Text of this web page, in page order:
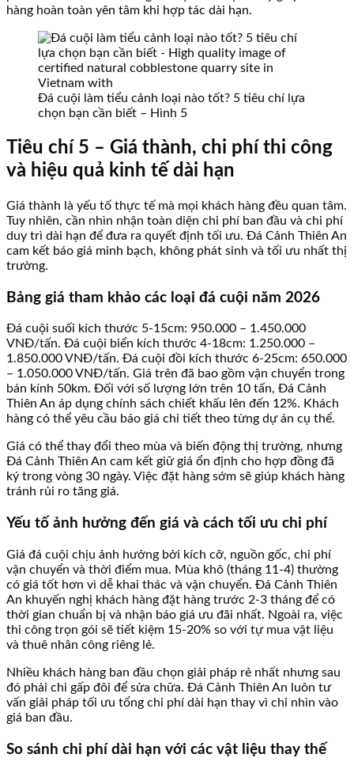
hàng hoàn toàn yên tâm khi hợp tác dài hạn.
Đá cuội làm tiểu cảnh loại nào tốt? 5 tiêu chí lựa
chọn bạn cần biết – Hình 5
Tiêu chí 5 – Giá thành, chi phí thi công
và hiệu quả kinh tế dài hạn
Giá thành là yếu tố thực tế mà mọi khách hàng đều quan tâm.
Tuy nhiên, cần nhìn nhận toàn diện chi phí ban đầu và chi phí
duy trì dài hạn để đưa ra quyết định tối ưu. Đá Cảnh Thiên An
cam kết báo giá minh bạch, không phát sinh và tối ưu nhất thị
trường.
Bảng giá tham khảo các loại đá cuội năm 2026
Đá cuội suối kích thước 5-15cm: 950.000 – 1.450.000
VNĐ/tấn. Đá cuội biển kích thước 4-18cm: 1.250.000 –
1.850.000 VNĐ/tấn. Đá cuội đồi kích thước 6-25cm: 650.000
– 1.050.000 VNĐ/tấn. Giá trên đã bao gồm vận chuyển trong
bán kính 50km. Đối với số lượng lớn trên 10 tấn, Đá Cảnh
Thiên An áp dụng chính sách chiết khấu lên đến 12%. Khách
hàng có thể yêu cầu báo giá chi tiết theo từng dự án cụ thể.
Giá có thể thay đổi theo mùa và biến động thị trường, nhưng
Đá Cảnh Thiên An cam kết giữ giá ổn định cho hợp đồng đã
ký trong vòng 30 ngày. Việc đặt hàng sớm sẽ giúp khách hàng
tránh rủi ro tăng giá.
Yếu tố ảnh hưởng đến giá và cách tối ưu chi phí
Giá đá cuội chịu ảnh hưởng bởi kích cỡ, nguồn gốc, chi phí
vận chuyển và thời điểm mua. Mùa khô (tháng 11-4) thường
có giá tốt hơn vì dễ khai thác và vận chuyển. Đá Cảnh Thiên
An khuyến nghị khách hàng đặt hàng trước 2-3 tháng để có
thời gian chuẩn bị và nhận báo giá ưu đãi nhất. Ngoài ra, việc
thi công trọn gói sẽ tiết kiệm 15-20% so với tự mua vật liệu
và thuê nhân công riêng lẻ.
Nhiều khách hàng ban đầu chọn giải pháp rẻ nhất nhưng sau
đó phải chi gấp đôi để sửa chữa. Đá Cảnh Thiên An luôn tư
vấn giải pháp tối ưu tổng chi phí dài hạn thay vì chỉ nhìn vào
giá ban đầu.
So sánh chi phí dài hạn với các vật liệu thay thế